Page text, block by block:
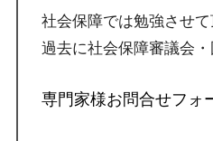
社会保障では勉強させ
過去に社会保障審議会 ・
専門家様お問合せフォ